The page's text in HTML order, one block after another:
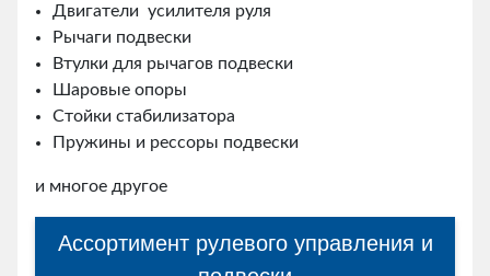
Двигатели усилителя руля
Рычаги подвески
Втулки для рычагов подвески
Шаровые опоры
Стойки стабилизатора
Пружины и рессоры подвески
и многое другое
Ассортимент рулевого управления и